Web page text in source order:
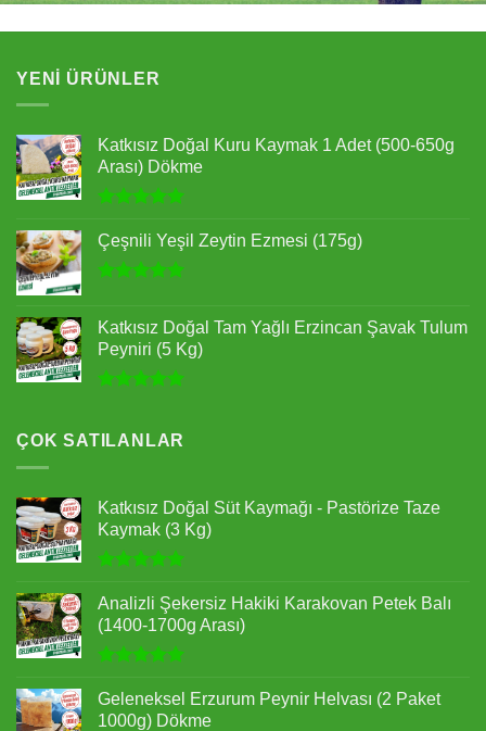
YENI ÜRÜNLER
Katkısız Doğal Kuru Kaymak 1 Adet (500-650g
Arası) Dökme
5.00oy
aldı
Çeşnili Yeşil Zeytin Ezmesi (175g)
aldı
Katkısız Doğal Tam Yağlı Erzincan Şavak Tulum
Peyniri (5 Kg)
aldı
ÇOK SATILANLAR
Katkısız Doğal Süt Kaymağı - Pastörize Taze
Kaymak (3 Kg)
5.00oy
aldı
Analizli Şekersiz Hakiki Karakovan Petek Balı
(1400-1700g Arası)
5.00oy
aldı
Geleneksel Erzurum Peynir Helvası (2 Paket
1000g) Dökme